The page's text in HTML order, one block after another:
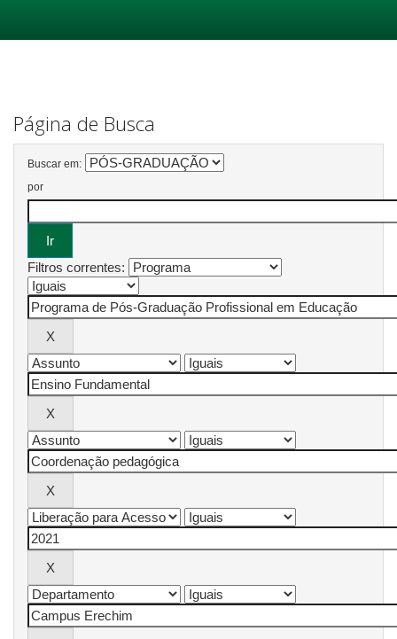
Página de Busca
Buscar em:
por
Filtros correntes: